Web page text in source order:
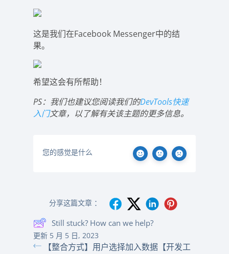
这是我们在Facebook Messenger中的结
果。
希望这会有所帮助！
PS：我们也建议您阅读我们的DevTools快速
入门文章，以了解有关该主题的更多信息。
您的感觉是什么
分享这篇文章 ：
Still stuck? How can we help?
更新 5 月 5 日, 2023
【整合方式】用户选择加入数据 【开发工